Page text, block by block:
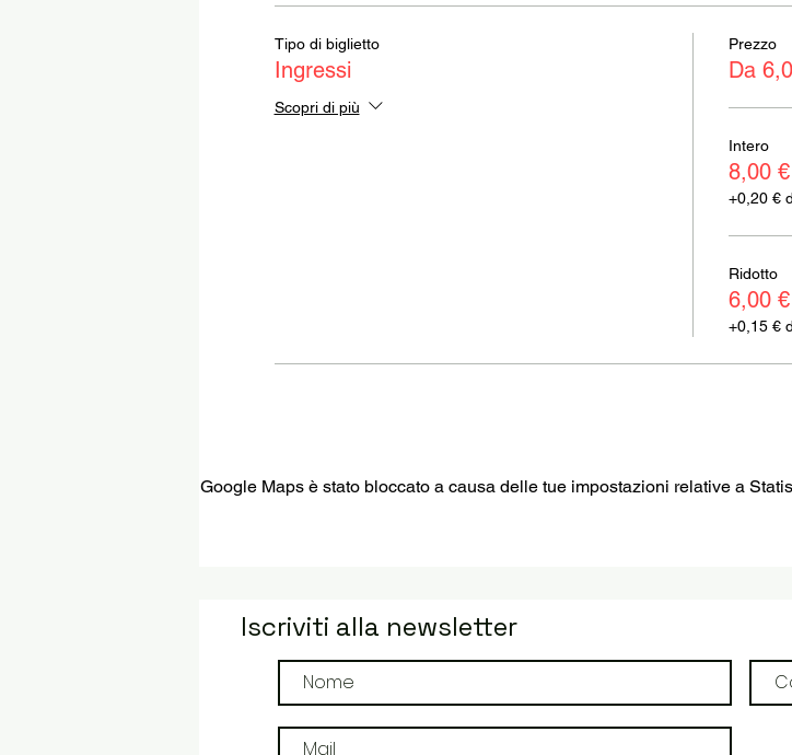
Tipo di biglietto
Ingressi
Scopri di più
Prezzo
Da
Intero
8,00 €
+0,20 €
Ridotto
6,00 €
+0,15 €
Google Maps è stato bloccato a causa delle tue impostazioni relative a
Iscriviti alla newsletter